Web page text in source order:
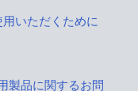
いただくために
製品に関するお問